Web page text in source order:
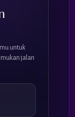
untuk
jalan